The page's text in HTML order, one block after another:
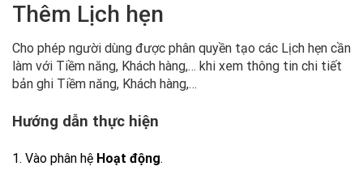
Thêm Lịch hẹn
Cho phép người dùng được phân quyền tạo các Lịch hẹn cần
làm với Tiềm năng, Khách hàng,… khi xem thông tin chi tiết
bản ghi Tiềm năng, Khách hàng,…
Hướng dẫn thực hiện
1. Vào phân hệ Hoạt động.